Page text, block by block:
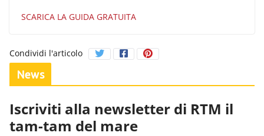
SCARICA LA GUIDA GRATUITA
Condividi l'articolo
News
Iscriviti alla newsletter di RTM il
tam-tam del mare